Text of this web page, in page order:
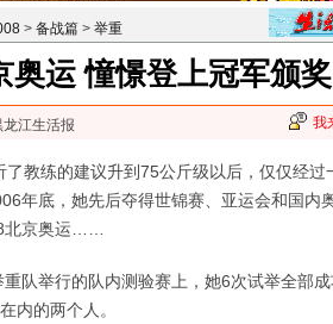
> 备战篇 > 举重
运 憧憬登上冠军颁
江生活报 我
练的建议升到75公斤级以后，仅仅经过
年底，她先后夺得世锦赛、亚运会和国内
北京奥运……
举行的队内测验赛上，她6次试举全部成
内的两个人。